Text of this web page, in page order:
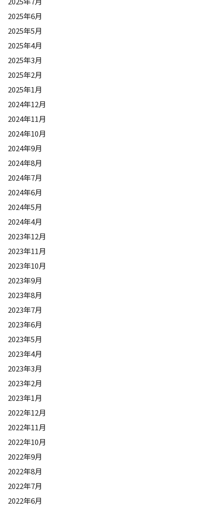
2025年6月
2025年5月
2025年4月
2025年3月
2025年2月
2025年1月
2024年12月
2024年11月
2024年10月
2024年9月
2024年8月
2024年7月
2024年6月
2024年5月
2024年4月
2023年12月
2023年11月
2023年10月
2023年9月
2023年8月
2023年7月
2023年6月
2023年5月
2023年4月
2023年3月
2023年2月
2023年1月
2022年12月
2022年11月
2022年10月
2022年9月
2022年8月
2022年7月
2022年6月